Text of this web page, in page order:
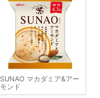
SUNAO マカダミア&アー
モンド